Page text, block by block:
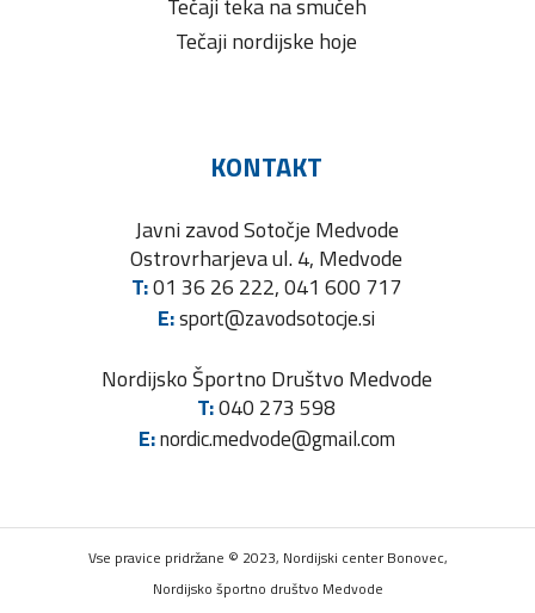
Tečaji teka na smučeh
Tečaji nordijske hoje
KONTAKT
Javni zavod Sotočje Medvode
Ostrovrharjeva ul. 4, Medvode
T:01 36 26 222, 041 600 717
E:sport@zavodsotocje.si
Nordijsko Športno Društvo Medvode
T:040 273 598
E:nordic.medvode@gmail.com
Vse pravice pridržane © 2023, Nordijski center Bonovec,
Nordijsko športno društvo Medvode